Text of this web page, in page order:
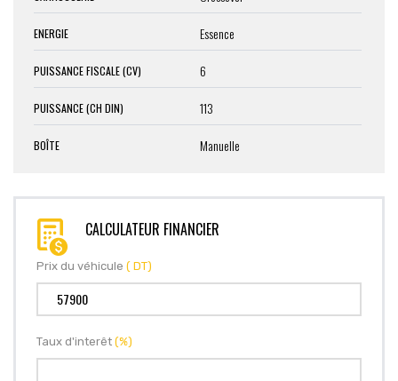
ENERGIE Essence
PUISSANCE FISCALE (CV) 6
PUISSANCE (CH DIN) 113
BOÎTE Manuelle
CALCULATEUR FINANCIER
Prix du véhicule ( DT)
Taux d'interêt (%)